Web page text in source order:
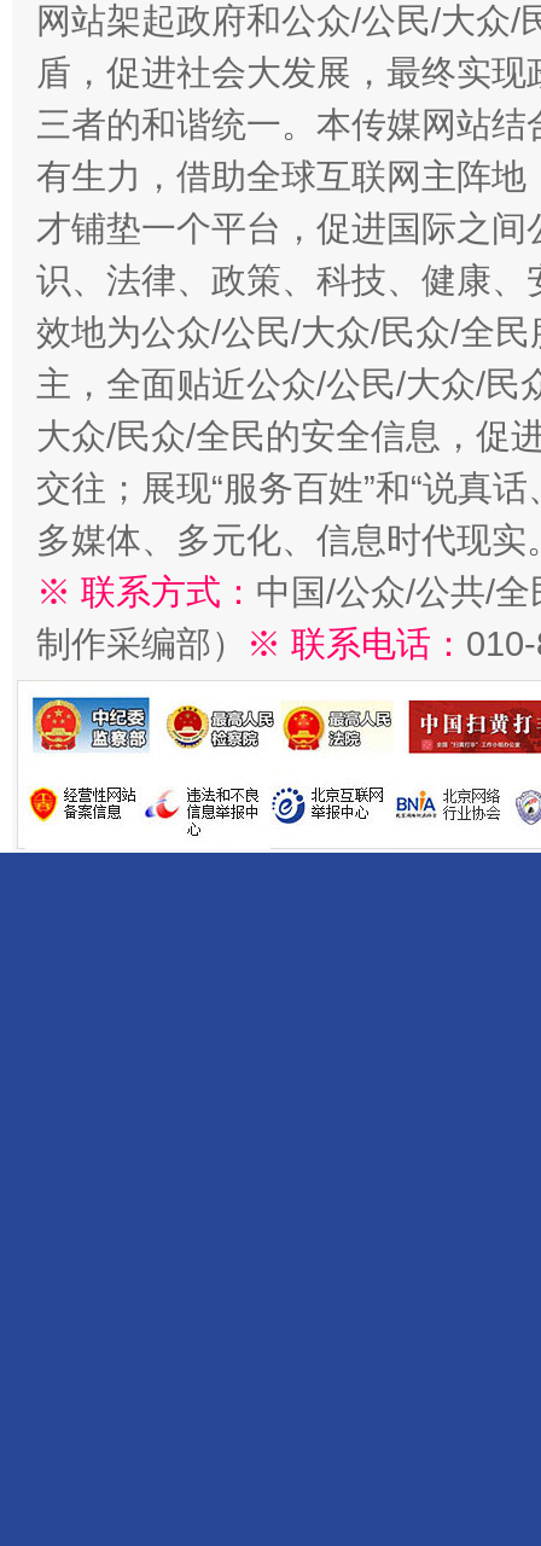
网站架起政府和公众/公民/大众
盾，促进社会大发展，最终实
三者的和谐统一。本传媒网站
有生力，借助全球互联网主阵
才铺垫一个平台，促进国际之
识、法律、政策、科技、健康
效地为公众/公民/大众/民众/全
主，全面贴近公众/公民/大众/民
大众/民众/全民的安全信息，促
交往；展现“服务百姓”和“说真
多媒体、多元化、信息时代现实
※ 联系方式： 中国/公众/公共/
制作采编部）
※ 联系电话：